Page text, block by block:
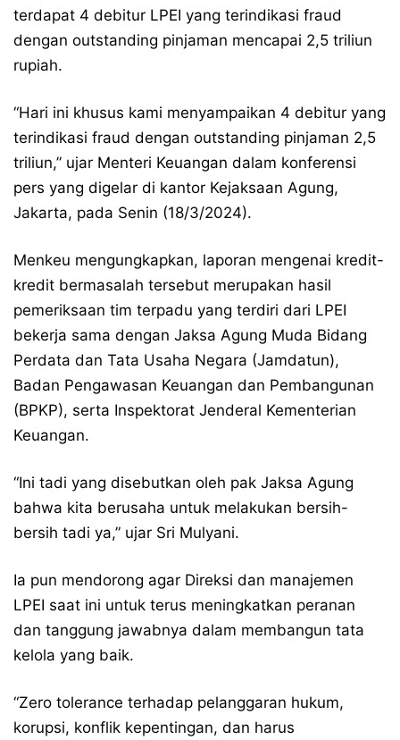
terdapat 4 debitur LPEI yang terindikasi fraud
dengan outstanding pinjaman mencapai 2,5 triliun
rupiah.
“Hari ini khusus kami menyampaikan 4 debitur yang
terindikasi fraud dengan outstanding pinjaman 2,5
triliun,” ujar Menteri Keuangan dalam konferensi
pers yang digelar di kantor Kejaksaan Agung,
Jakarta, pada Senin (18/3/2024).
Menkeu mengungkapkan, laporan mengenai kredit-
kredit bermasalah tersebut merupakan hasil
pemeriksaan tim terpadu yang terdiri dari LPEI
bekerja sama dengan Jaksa Agung Muda Bidang
Perdata dan Tata Usaha Negara (Jamdatun),
Badan Pengawasan Keuangan dan Pembangunan
(BPKP), serta Inspektorat Jenderal Kementerian
Keuangan.
“Ini tadi yang disebutkan oleh pak Jaksa Agung
bahwa kita berusaha untuk melakukan bersih-
bersih tadi ya,” ujar Sri Mulyani.
Ia pun mendorong agar Direksi dan manajemen
LPEI saat ini untuk terus meningkatkan peranan
dan tanggung jawabnya dalam membangun tata
kelola yang baik.
“Zero tolerance terhadap pelanggaran hukum,
korupsi, konflik kepentingan, dan harus